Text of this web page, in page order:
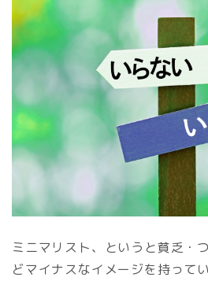
ミニマリスト、というと貧乏・
どマイナスなイメージを持って